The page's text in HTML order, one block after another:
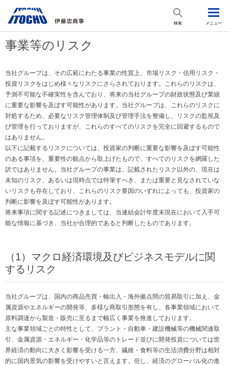
検索 メニュー
事業等のリスク
当社グループは、その広範にわたる事業の性質上、市場リスク・信用リスク・
投資リスクをはじめ様々なリスクにさらされております。これらのリスクは、
予測不可能な不確実性を含んでおり、将来の当社グループの財政状態及び業績
に重要な影響を及ぼす可能性があります。当社グループは、これらのリスクに
対処するため、必要なリスク管理体制及び管理手法を整備し、リスクの監視及
び管理を行っておりますが、これらのすべてのリスクを完全に回避するもので
はありません。
以下に記載するリスクについては、投資家の判断に重要な影響を及ぼす可能性
のある事項を、重要性の観点から取上げたもので、すべてのリスクを網羅した
訳ではありません。当社グループの事業は、記載されたリスク以外の、現在は
未知のリスク、あるいは現時点では特筆すべき、または重要と見なされていな
いリスクも存在しており、これらのリスク要因のいずれによっても、投資家の
判断に影響を及ぼす可能性があります。
将来事項に関する記述につきましては、当連結会計年度末現在において入手可
能な情報に基づき、当社が合理的であると判断したものであります。
（1）マクロ経済環境及びビジネスモデルに関
するリスク
当社グループは、国内の商品売買・輸出入・海外拠点間の貿易取引に加え、金
属資源やエネルギーの開発等、多様な商取引形態を有し、各事業領域において
原料調達から製造・販売に至るまで幅広く事業を推進しております。
主な事業領域ごとの特性として、プラント・自動車・建設機械等の機械関連取
引、金属資源・エネルギー・化学品等のトレード並びに開発投資については世
界経済の動向に大きく影響を受ける一方、繊維・食料等の生活消費分野は相対
的に国内景気の影響を受けやすいと言えます。但し、経済のグローバル化の進